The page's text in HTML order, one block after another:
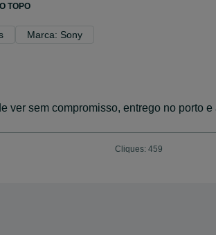
TOPO
Marca: Sony
ver sem compromisso, entrego no porto e
Cliques: 459